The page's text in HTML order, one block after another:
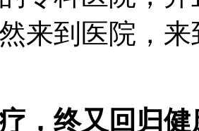
来到医院，
，终又回归健